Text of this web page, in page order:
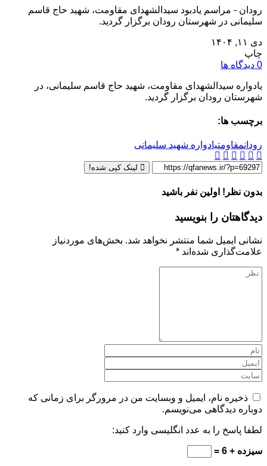
رودان - مراسم یادبود سیدالشهدای مقاومت، شهید حاج قاسم
سلیمانی در شهرستان رودان برگزار گردید.
دی ۱۱, ۱۴۰۴
چاپ
0 دیدگاه ها
یادواره سیدالشهدای مقاومت، شهید حاج قاسم سلیمانی، در
شهرستان رودان برگزار گردید.
برچسب ها:
رودانمقاومتیادواره شهید سلیمانی
لینک کپی شده!
بدون نظر! اولین نفر باشید
دیدگاهتان را بنویسید
نشانی ایمیل شما منتشر نخواهد شد. بخش‌های موردنیاز
علامت‌گذاری شده‌اند *
ذخیره نام، ایمیل و وبسایت من در مرورگر برای زمانی که
دوباره دیدگاهی می‌نویسم.
لطفا پاسخ را به عدد انگلیسی وارد کنید:
سیزده + 6 =